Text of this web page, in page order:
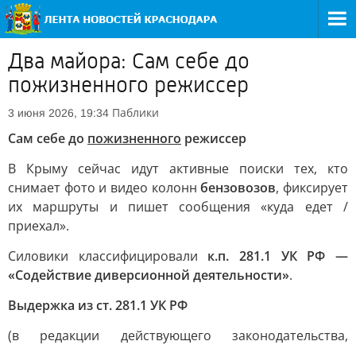
Два майора: Сам себе до
пожизненного режиссер
3 июня 2026, 19:34 Паблики
Сам себе до пожизненного режиссер
В Крыму сейчас идут активные поиски тех, кто
снимает фото и видео колоннбензовозов, фиксирует
их маршруты и пишет сообщения «куда едет /
приехал».
Силовики классифицировали к.п. 281.1 УК РФ —
«Содействие диверсионной деятельности».
Выдержка из ст. 281.1 УК РФ
(в редакции действующего законодательства,